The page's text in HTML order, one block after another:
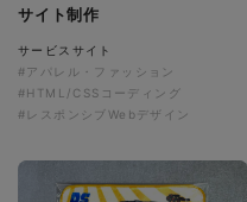
サイト制作
サービスサイト
#アパレル・ファッション
#HTML/CSSコーディング
#レスポンシブWebデザイン